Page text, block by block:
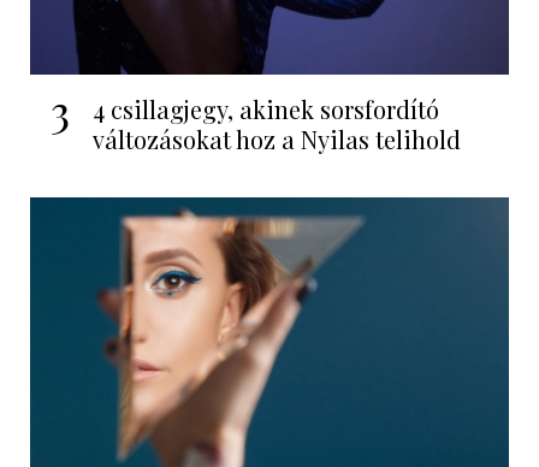
3
4 csillagjegy, akinek sorsfordító
változásokat hoz a Nyilas telihold